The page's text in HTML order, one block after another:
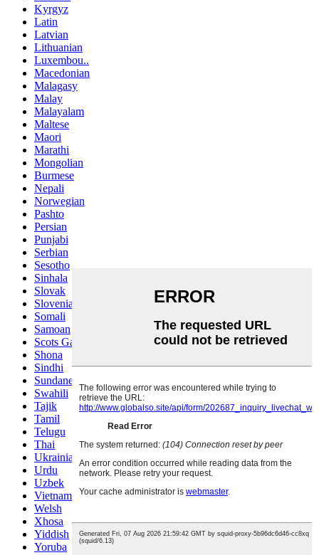
Kyrgyz
Latin
Latvian
Lithuanian
Luxembou..
Macedonian
Malagasy
Malay
Malayalam
Maltese
Maori
Marathi
Mongolian
Burmese
Nepali
Norwegian
Pashto
Persian
Punjabi
Serbian
Sesotho
Sinhala
Slovak
Slovenian
Somali
Samoan
Scots Gaelic
Shona
Sindhi
Sundanese
Swahili
Tajik
Tamil
Telugu
Thai
Ukrainian
Urdu
Uzbek
Vietnamese
Welsh
Xhosa
Yiddish
Yoruba